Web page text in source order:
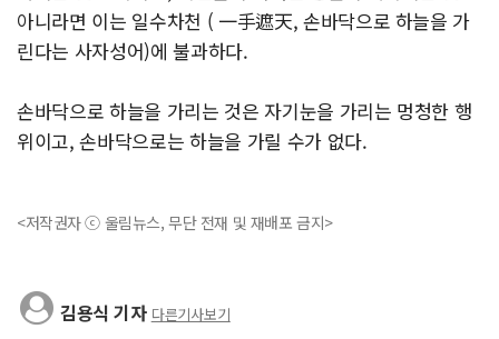
아니라면 이는 일수차천 ( 一手遮天, 손바닥으로 하늘을 가
린다는 사자성어)에 불과하다.
손바닥으로 하늘을 가리는 것은 자기눈을 가리는 멍청한 행
위이고, 손바닥으로는 하늘을 가릴 수가 없다.
<저작권자 ⓒ 울림뉴스, 무단 전재 및 재배포 금지>
김용식 기자 다른기사보기